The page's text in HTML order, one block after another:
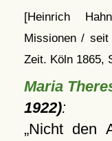
[Heinrich
Missionen /
Zeit. Köln 1865,
Maria
1922):
Nicht den